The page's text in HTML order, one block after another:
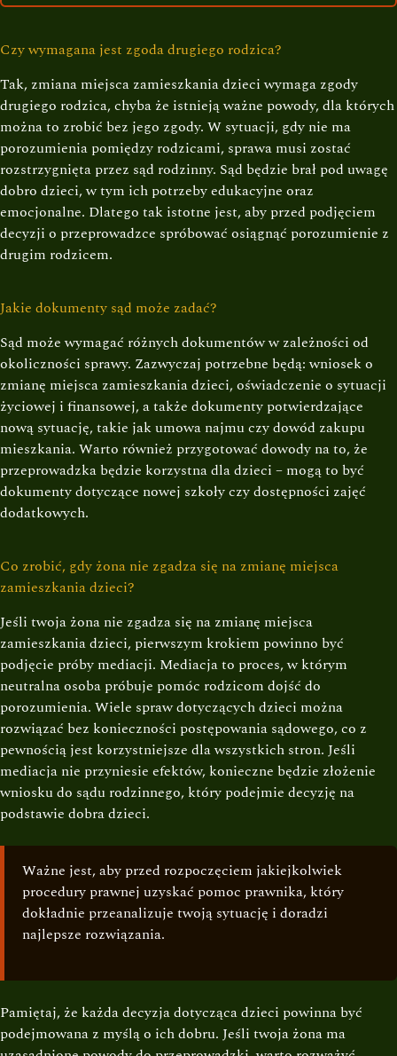
Czy wymagana jest zgoda drugiego rodzica?
Tak, zmiana miejsca zamieszkania dzieci wymaga zgody
drugiego rodzica, chyba że istnieją ważne powody, dla których
można to zrobić bez jego zgody. W sytuacji, gdy nie ma
porozumienia pomiędzy rodzicami, sprawa musi zostać
rozstrzygnięta przez sąd rodzinny. Sąd będzie brał pod uwagę
dobro dzieci, w tym ich potrzeby edukacyjne oraz
emocjonalne. Dlatego tak istotne jest, aby przed podjęciem
decyzji o przeprowadzce spróbować osiągnąć porozumienie z
drugim rodzicem.
Jakie dokumenty sąd może zadać?
Sąd może wymagać różnych dokumentów w zależności od
okoliczności sprawy. Zazwyczaj potrzebne będą: wniosek o
zmianę miejsca zamieszkania dzieci, oświadczenie o sytuacji
życiowej i finansowej, a także dokumenty potwierdzające
nową sytuację, takie jak umowa najmu czy dowód zakupu
mieszkania. Warto również przygotować dowody na to, że
przeprowadzka będzie korzystna dla dzieci – mogą to być
dokumenty dotyczące nowej szkoły czy dostępności zajęć
dodatkowych.
Co zrobić, gdy żona nie zgadza się na zmianę miejsca
zamieszkania dzieci?
Jeśli twoja żona nie zgadza się na zmianę miejsca
zamieszkania dzieci, pierwszym krokiem powinno być
podjęcie próby mediacji. Mediacja to proces, w którym
neutralna osoba próbuje pomóc rodzicom dojść do
porozumienia. Wiele spraw dotyczących dzieci można
rozwiązać bez konieczności postępowania sądowego, co z
pewnością jest korzystniejsze dla wszystkich stron. Jeśli
mediacja nie przyniesie efektów, konieczne będzie złożenie
wniosku do sądu rodzinnego, który podejmie decyzję na
podstawie dobra dzieci.
Ważne jest, aby przed rozpoczęciem jakiejkolwiek
procedury prawnej uzyskać pomoc prawnika, który
dokładnie przeanalizuje twoją sytuację i doradzi
najlepsze rozwiązania.
Pamiętaj, że każda decyzja dotycząca dzieci powinna być
podejmowana z myślą o ich dobru. Jeśli twoja żona ma